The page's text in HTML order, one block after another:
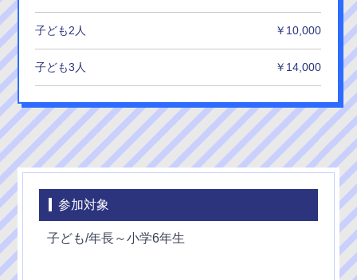
子ども2人 ￥10,000
子ども3人 ￥14,000
参加対象
子ども/年長～小学6年生